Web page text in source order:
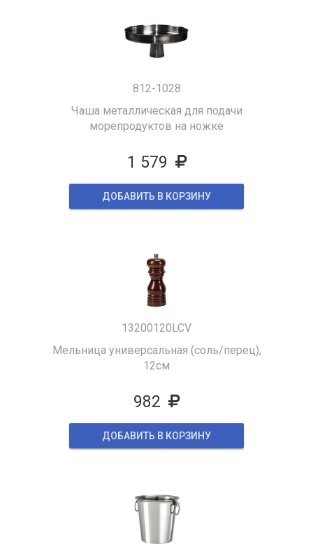
812-1028
Чаша металлическая для подачи
морепродуктов на ножке
1 579
ДОБАВИТЬ В КОРЗИНУ
13200120LCV
Мельница универсальная (соль/перец),
12см
982
ДОБАВИТЬ В КОРЗИНУ